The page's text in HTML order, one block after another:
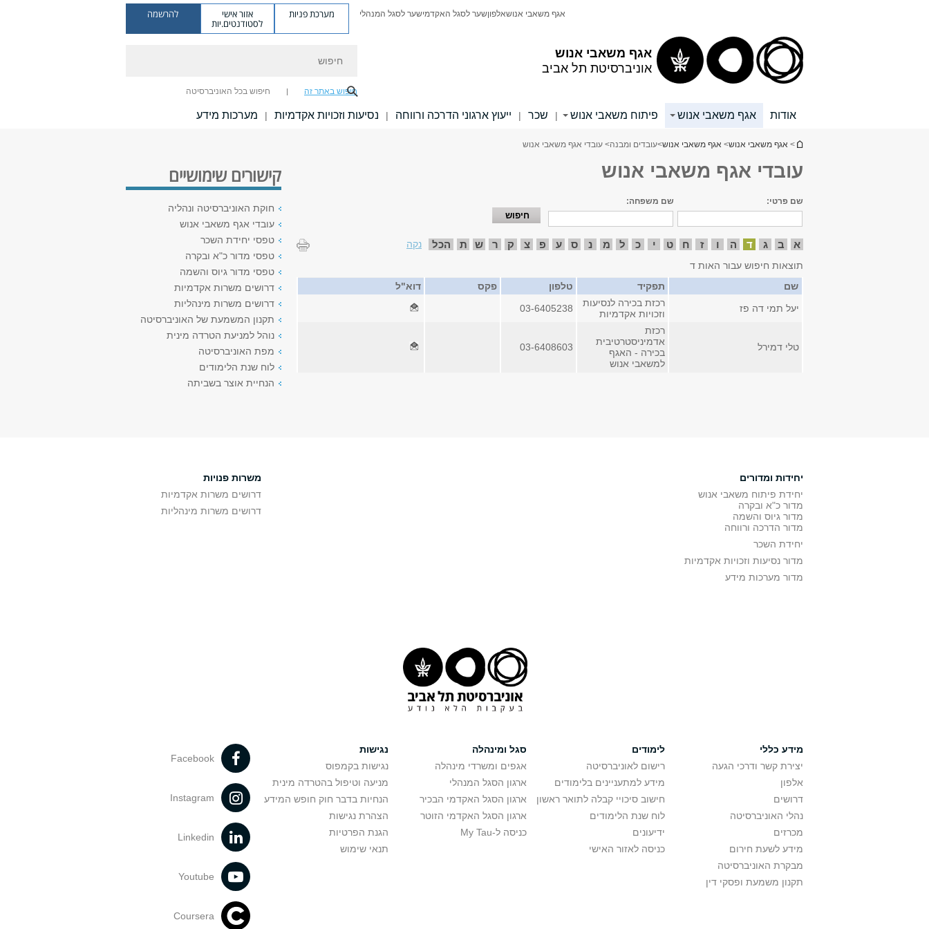
אגף משאבי אנוש
אוניברסיטת תל אביב
אגף משאבי אנושאלפוןשער לסגל האקדמישער לסגל המנהלי מערכת פניות אזור אישי
לסטודנטים.יות
להרשמה
חיפוש באתר זה חיפוש בכל האוניברסיטה
אודות אגף משאבי אנוש פיתוח משאבי אנוש | שכר | ייעוץ ארגוני הדרכה ורווחה | נסיעות וזכויות אקדמיות | מערכות מידע
הינך נמצא כאן
> אגף משאבי אנוש> אגף משאבי אנוש>עובדים ומבנה> עובדי אגף משאבי אנוש
עובדי אגף משאבי אנוש
שם פרטי: שם משפחה:
א ב ג ד ה ו ז ח ט י כ ל מ נ ס ע פ צ ק ר ש ת הכל
נקה
תוצאות חיפוש עבור האות ד
שם
תפקיד טלפון פקס
דוא"ל
יעל תמי דה פז
רכזת בכירה לנסיעות
וזכויות אקדמיות
03-6405238
טלי דמירל
רכזת
אדמיניסטרטיבית
בכירה - האגף
למשאבי אנוש
03-6408603
קישורים שימושיים
חוקת האוניברסיטה ונהליה
עובדי אגף משאבי אנוש
טפסי יחידת השכר
טפסי מדור כ"א ובקרה
טפסי מדור גיוס והשמה
דרושים משרות אקדמיות
דרושים משרות מינהליות
תקנון המשמעת של האוניברסיטה
נוהל למניעת הטרדה מינית
מפת האוניברסיטה
לוח שנת הלימודים
הנחיית אוצר בשביתה
יחידות ומדורים
יחידת פיתוח משאבי אנוש
מדור כ"א ובקרה
מדור גיוס והשמה
מדור הדרכה ורווחה
יחידת השכר
מדור נסיעות וזכויות אקדמיות
מדור מערכות מידע
משרות פנויות
דרושים משרות אקדמיות
דרושים משרות מינהליות
מידע כללי
יצירת קשר ודרכי הגעה
אלפון
דרושים
נהלי האוניברסיטה
מכרזים
מידע לשעת חירום
מבקרת האוניברסיטה
תקנון משמעת ופסקי דין
לימודים
רישום לאוניברסיטה
מידע למתעניינים בלימודים
חישוב סיכויי קבלה לתואר ראשון
לוח שנת הלימודים
ידיעונים
כניסה לאזור האישי
סגל ומינהלה
אגפים ומשרדי מינהלה
ארגון הסגל המנהלי
ארגון הסגל האקדמי הבכיר
ארגון הסגל האקדמי הזוטר
כניסה ל-My Tau
נגישות
נגישות בקמפוס
מניעה וטיפול בהטרדה מינית
הנחיות בדבר חוק חופש המידע
הצהרת נגישות
הגנת הפרטיות
תנאי שימוש
Facebook
Instagram
Linkedin
Youtube
Coursera